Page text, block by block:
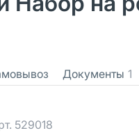
Документы 1
529018